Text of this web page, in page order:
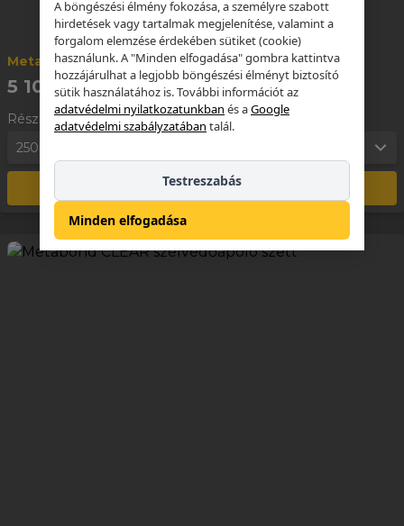
Metabond DPFCC 250ml
5 100 Ft
Részletek
250ml
Kosárba
A böngészési élmény fokozása, a személyre szabott
hirdetések vagy tartalmak megjelenítése, valamint a
forgalom elemzése érdekében sütiket (cookie)
használunk. A "Minden elfogadása" gombra kattintva
hozzájárulhat a legjobb böngészési élményt biztosító
sütik használatához is. További információt az
adatvédelmi nyilatkozatunkban és aGoogle
adatvédelmi szabályzatában talál.
Minden elfogadása
Testreszabás